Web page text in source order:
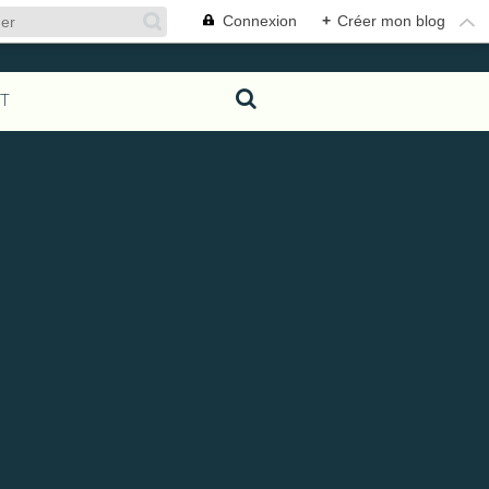
Connexion + Créer mon blog